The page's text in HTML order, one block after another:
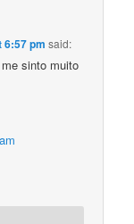
6:57 pm said:
sinto muito